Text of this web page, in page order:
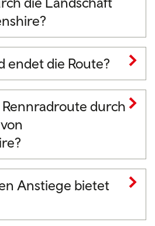
endet die Route?
durch
Anstiege bietet